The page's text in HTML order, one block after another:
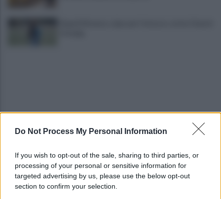
Do Not Process My Personal Information
If you wish to opt-out of the sale, sharing to third parties, or
processing of your personal or sensitive information for
targeted advertising by us, please use the below opt-out
section to confirm your selection.
Allenamento sotto la pioggia a Castel di Sangro:
Spiagge Napoli: blitz ASIA per l'ambiente a San
Giovanni a Teduccio